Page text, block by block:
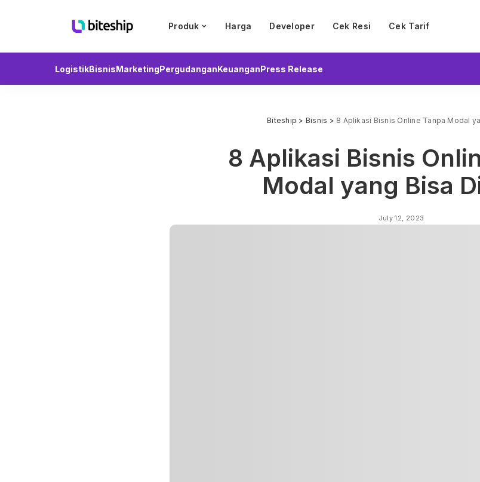
Produk Harga Developer Cek Resi Cek Tarif
LogistikBisnisMarketingPergudanganKeuanganPress Release
Biteship > Bisnis > 8 Aplikasi Bisnis Online Tanpa Modal
8 Aplikasi Bisnis
Modal yang Bisa
July 12, 2023